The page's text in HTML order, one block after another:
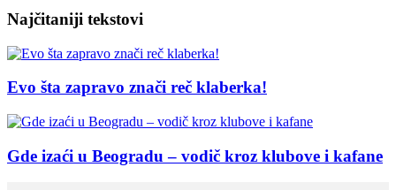
Najčitaniji tekstovi
Evo šta zapravo znači reč klaberka!
Gde izaći u Beogradu – vodič kroz klubove i kafane